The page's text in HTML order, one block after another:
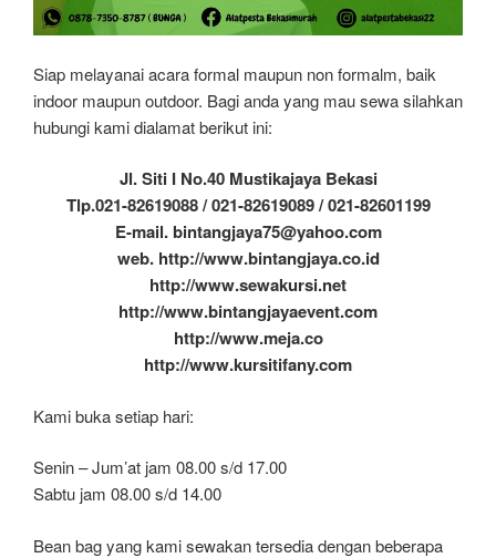
Siap melayanai acara formal maupun non formalm, baik
indoor maupun outdoor. Bagi anda yang mau sewa silahkan
hubungi kami dialamat berikut ini:
Jl. Siti I No.40 Mustikajaya Bekasi
Tlp.021-82619088 / 021-82619089 / 021-82601199
E-mail. bintangjaya75@yahoo.com
web. http://www.bintangjaya.co.id
http://www.sewakursi.net
http://www.bintangjayaevent.com
http://www.meja.co
http://www.kursitifany.com
Kami buka setiap hari:
Senin – Jum’at jam 08.00 s/d 17.00
Sabtu jam 08.00 s/d 14.00
Bean bag yang kami sewakan tersedia dengan beberapa